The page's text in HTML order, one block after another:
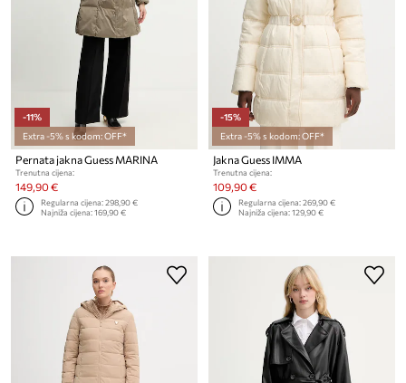
-11%
Extra -5% s kodom: OFF*
Pernata jakna Guess MARINA
Trenutna cijena:
149,90 €
Regularna cijena:298,90 €
Najniža cijena:169,90 €
-15%
Extra -5% s kodom: OFF*
Jakna Guess IMMA
Trenutna cijena:
109,90 €
Regularna cijena:269,90 €
Najniža cijena:129,90 €